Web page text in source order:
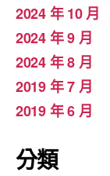
2024 年 10 月
2024 年 9 月
2024 年 8 月
2019 年 7 月
2019 年 6 月
分類